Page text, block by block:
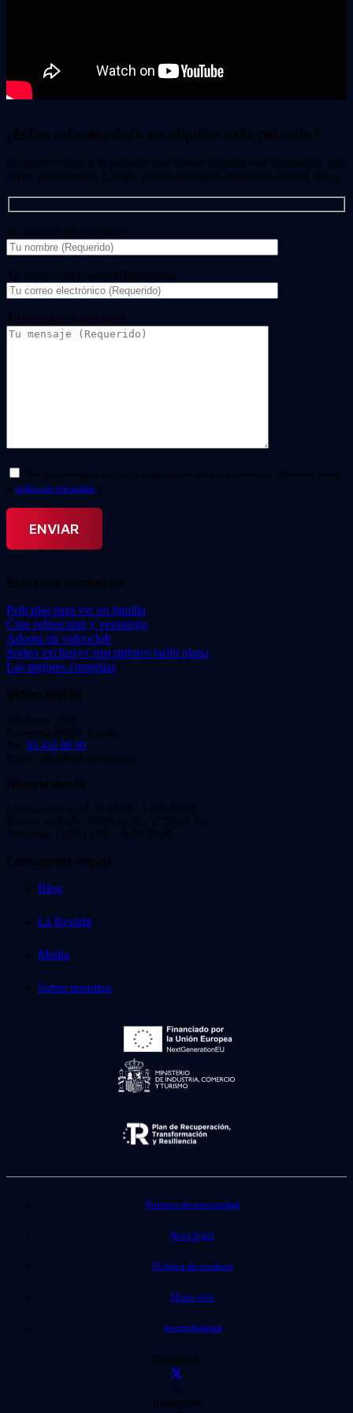
¿Estas interesado/a en alquilar esta película?
Si quieres saber si la película que deseas alquilar está disponible, por
favor, contáctanos. Luego, podrás recogerla en nuestra tienda física.
Tu nombre (Requerido)
Tu correo electrónico (Requerido)
Tu mensaje (Necesario)
Doy mi consentimiento para el tratamiento de mis datos personales. He leído y acepto
la política de privacidad. *
Entradas recientes
Películas para ver en familia
Cine refrescante y veraniego
Adopta un videoclub
Sorteo exclusivo suscriptores tarifa plana
Las mejores comedias
Video Instan
Viladomat, 239
Barcelona 08029. España.
Tel: 93 453 00 00
Email: info@videoinstan.net
Horario tienda
Lunes a jueves: 10:30-14:00 / 17:00-20:00
Viernes y sábado: 10:30-14:00 / 17:00-21:00
Domingo: 11:00-15:00 / 16:00-20:00
Conócenos mejor
Blog
La Revista
Media
Sobre nosotros
Política de privacidad
Nota legal
Política de cookies
Mapa web
Accesibilidad
Facebook
X
Instagram